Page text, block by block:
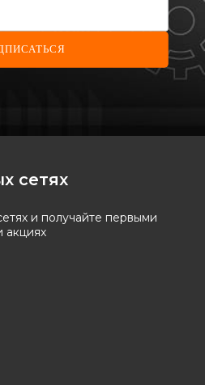
сетях
и получайте первыми
акциях